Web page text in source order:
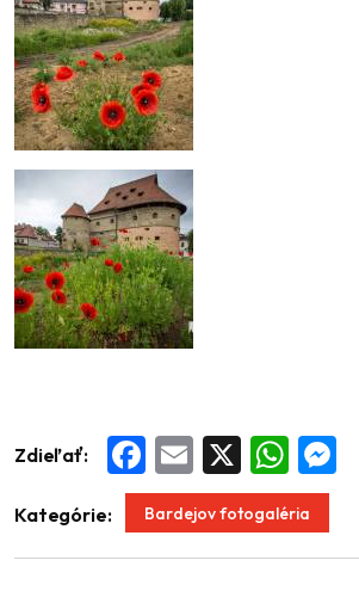
Zdieľať: Facebook
Email WhatsApp
Kategórie: Bardejov fotogaléria